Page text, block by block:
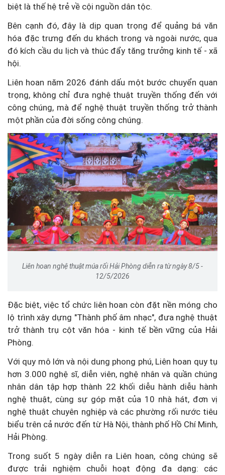
biệt là thế hệ trẻ về cội nguồn dân tộc.
Bên cạnh đó, đây là dịp quan trọng để quảng bá văn
hóa đặc trưng đến du khách trong và ngoài nước, qua
đó kích cầu du lịch và thúc đẩy tăng trưởng kinh tế - xã
hội.
Liên hoan năm 2026 đánh dấu một bước chuyển quan
trọng, không chỉ đưa nghệ thuật truyền thống đến với
công chúng, mà để nghệ thuật truyền thống trở thành
một phần của đời sống công chúng.
Liên hoan nghệ thuật múa rối Hải Phòng diễn ra từ ngày 8/5 -
12/5/2026
Đặc biệt, việc tổ chức liên hoan còn đặt nền móng cho
lộ trình xây dựng "Thành phố âm nhạc", đưa nghệ thuật
trở thành trụ cột văn hóa - kinh tế bền vững của Hải
Phòng.
Với quy mô lớn và nội dung phong phú, Liên hoan quy tụ
hơn 3.000 nghệ sĩ, diễn viên, nghệ nhân và quần chúng
nhân dân tập hợp thành 22 khối diễu hành diễu hành
nghệ thuật, cùng sự góp mặt của 10 nhà hát, đơn vị
nghệ thuật chuyên nghiệp và các phường rối nước tiêu
biểu trên cả nước đến từ Hà Nội, thành phố Hồ Chí Minh,
Hải Phòng.
Trong suốt 5 ngày diễn ra Liên hoan, công chúng sẽ
được trải nghiệm chuỗi hoạt động đa dạng: các